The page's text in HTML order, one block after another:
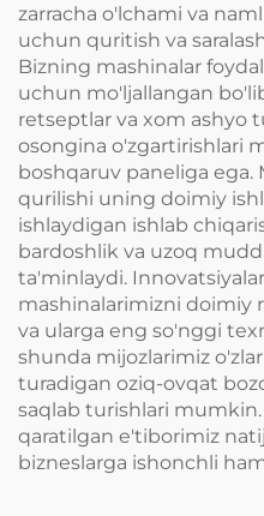
zarracha o'lchami va
uchun quritish va
Bizning mashinalar
uchun mo'ljallangan
retseptlar va xom ashyo
osongina o'zgartirishlari
boshqaruv paneliga
qurilishi uning doimiy
ishlaydigan ishlab
bardoshlik va uzoq
ta'minlaydi.
mashinalarimizni doimiy
va ularga eng so'nggi
shunda mijozlarimiz
turadigan oziq-ovqat
saqlab turishlari mumkin.
qaratilgan e'tiborimiz
bizneslarga ishonchli